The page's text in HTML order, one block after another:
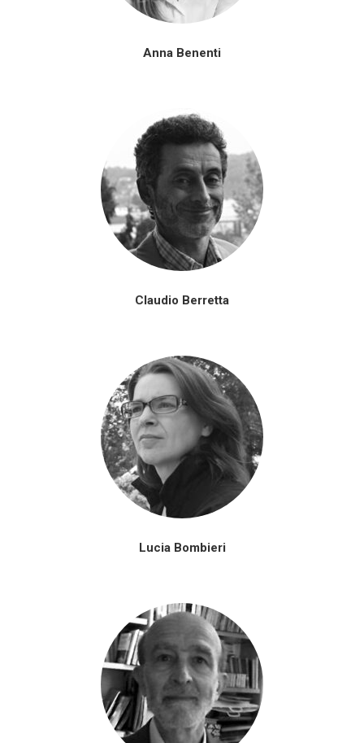
Anna Benenti
Claudio Berretta
Lucia Bombieri